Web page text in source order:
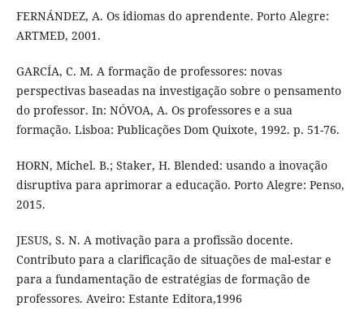
FERNÁNDEZ, A. Os idiomas do aprendente. Porto Alegre:
ARTMED, 2001.
GARCÍA, C. M. A formação de professores: novas
perspectivas baseadas na investigação sobre o pensamento
do professor. In: NÓVOA, A. Os professores e a sua
formação. Lisboa: Publicações Dom Quixote, 1992. p. 51-76.
HORN, Michel. B.; Staker, H. Blended: usando a inovação
disruptiva para aprimorar a educação. Porto Alegre: Penso,
2015.
JESUS, S. N. A motivação para a profissão docente.
Contributo para a clarificação de situações de mal-estar e
para a fundamentação de estratégias de formação de
professores. Aveiro: Estante Editora,1996